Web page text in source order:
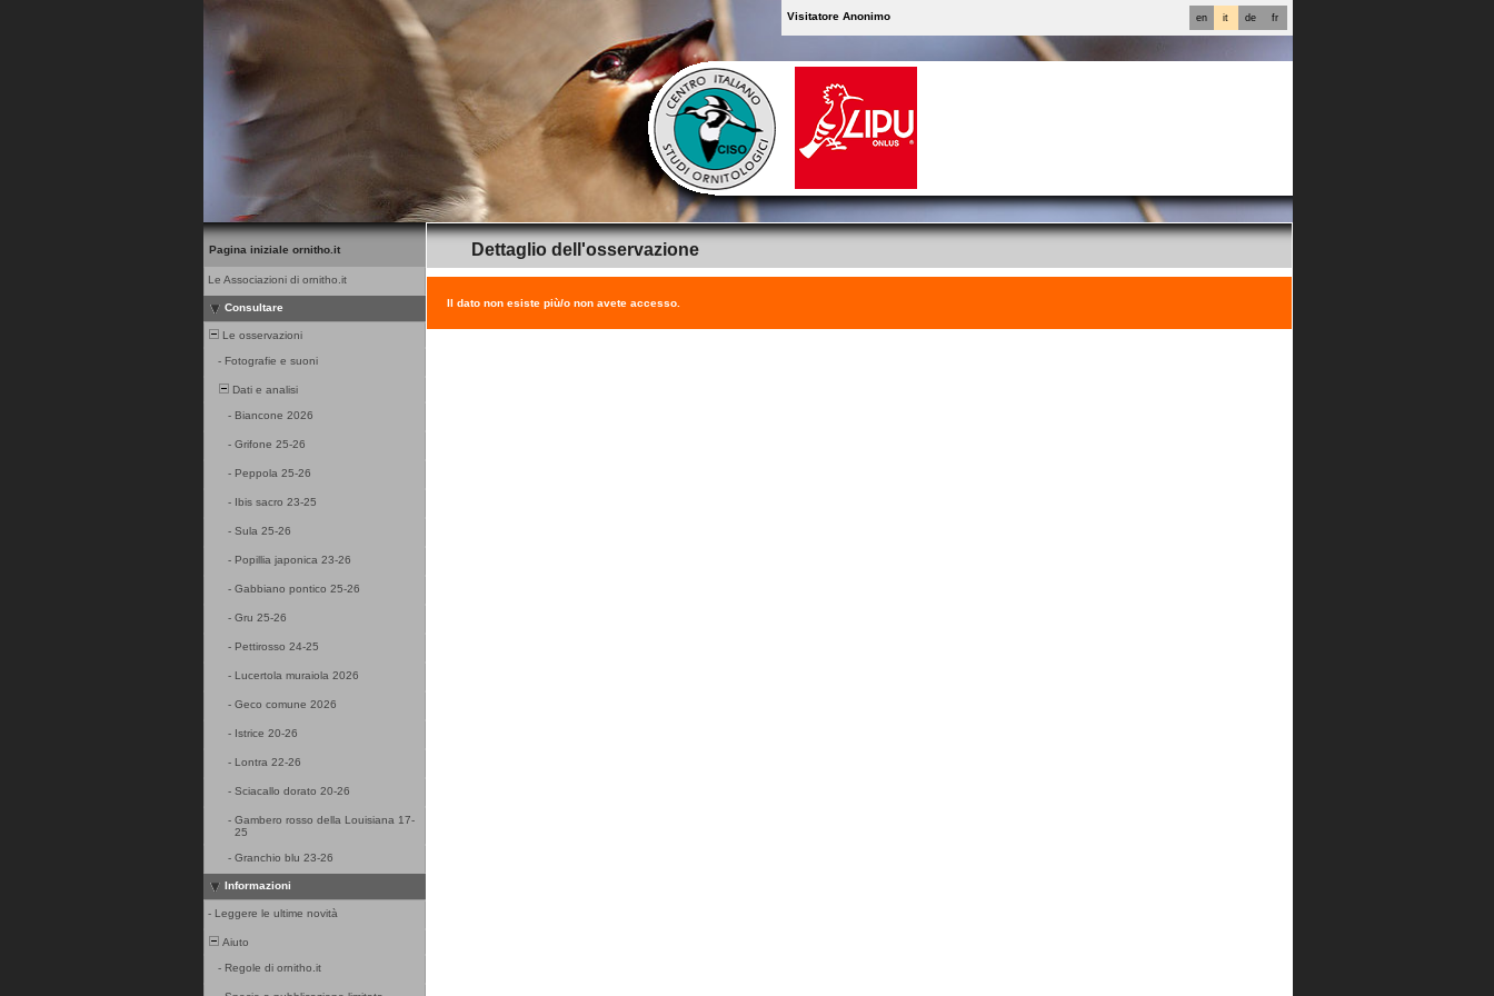
fr
de
it
en
Visitatore Anonimo
Pagina iniziale ornitho.it
Le Associazioni di ornitho.it
Consultare
Le osservazioni
- Fotografie e suoni
Dati e analisi
- Biancone 2026
- Grifone 25-26
- Peppola 25-26
- Ibis sacro 23-25
- Sula 25-26
- Popillia japonica 23-26
- Gabbiano pontico 25-26
- Gru 25-26
- Pettirosso 24-25
- Lucertola muraiola 2026
- Geco comune 2026
- Istrice 20-26
- Lontra 22-26
- Sciacallo dorato 20-26
- Gambero rosso della Louisiana 17-
25
- Granchio blu 23-26
Informazioni
- Leggere le ultime novità
Aiuto
- Regole di ornitho.it
Dettaglio dell'osservazione
Il dato non esiste più/o non avete accesso.